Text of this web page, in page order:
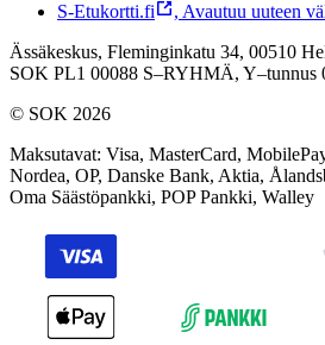
S-Etukortti.fi
, Avautuu uuteen
Ässäkeskus, Fleminginkatu 34, 00510
SOK PL1 00088 S–RYHMÄ, Y–tunnus
© SOK 2026
Maksutavat: Visa, MasterCard,
Nordea, OP, Danske Bank, Aktia,
Oma Säästöpankki, POP Pankki, Walley